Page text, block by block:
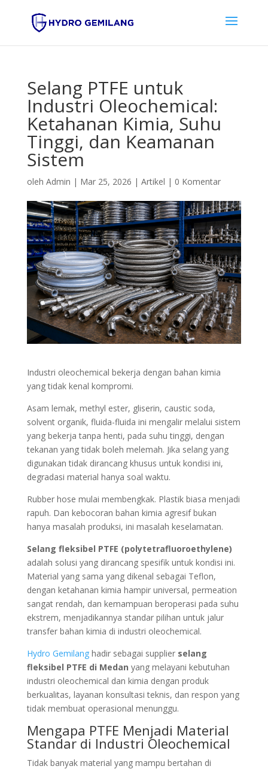
Selang PTFE untuk
Industri Oleochemical:
Ketahanan Kimia, Suhu
Tinggi, dan Keamanan
Sistem
oleh Admin | Mar 25, 2026 | Artikel | 0 Komentar
Industri oleochemical bekerja dengan bahan kimia
yang tidak kenal kompromi.
Asam lemak, methyl ester, gliserin, caustic soda,
solvent organik, fluida-fluida ini mengalir melalui sistem
yang bekerja tanpa henti, pada suhu tinggi, dengan
tekanan yang tidak boleh melemah. Jika selang yang
digunakan tidak dirancang khusus untuk kondisi ini,
degradasi material hanya soal waktu.
Rubber hose mulai membengkak. Plastik biasa menjadi
rapuh. Dan kebocoran bahan kimia agresif bukan
hanya masalah produksi, ini masalah keselamatan.
Selang fleksibel PTFE (polytetrafluoroethylene)
adalah solusi yang dirancang spesifik untuk kondisi ini.
Material yang sama yang dikenal sebagai Teflon,
dengan ketahanan kimia hampir universal, permeation
sangat rendah, dan kemampuan beroperasi pada suhu
ekstrem, menjadikannya standar pilihan untuk jalur
transfer bahan kimia di industri oleochemical.
Hydro Gemilanghadir sebagai supplier selang
fleksibel PTFE di Medan yang melayani kebutuhan
industri oleochemical dan kimia dengan produk
berkualitas, layanan konsultasi teknis, dan respon yang
tidak membuat operasional menunggu.
Mengapa PTFE Menjadi Material
Standar di Industri Oleochemical
Tidak banyak material yang mampu bertahan di